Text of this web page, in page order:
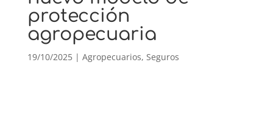
protección
agropecuaria
19/10/2025| Agropecuarios, Seguros